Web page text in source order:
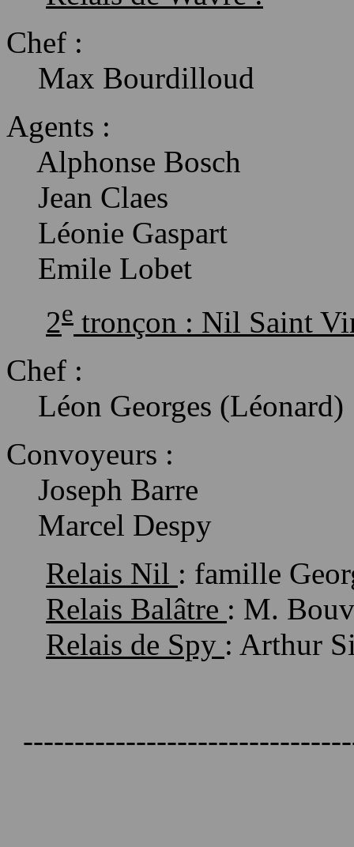
Chef :
Max Bourdilloud
Agents :
Alphonse Bosch
Jean Claes
Léonie Gaspart
Emile Lobet
2e tronçon : Nil Saint
Chef :
Léon Georges (Léonard)
Convoyeurs :
Joseph Barre
Marcel Despy
Relais Nil : famille
Relais Balâtre : M.
Relais de Spy : Arthur